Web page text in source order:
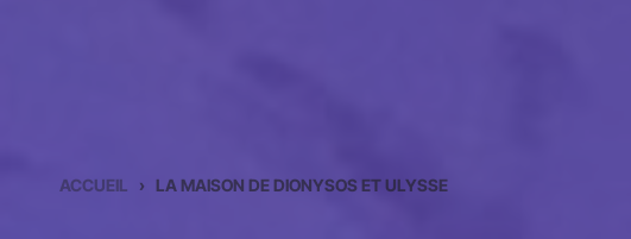
ACCUEIL › LA MAISON DE DIONYSOS ET ULYSSE